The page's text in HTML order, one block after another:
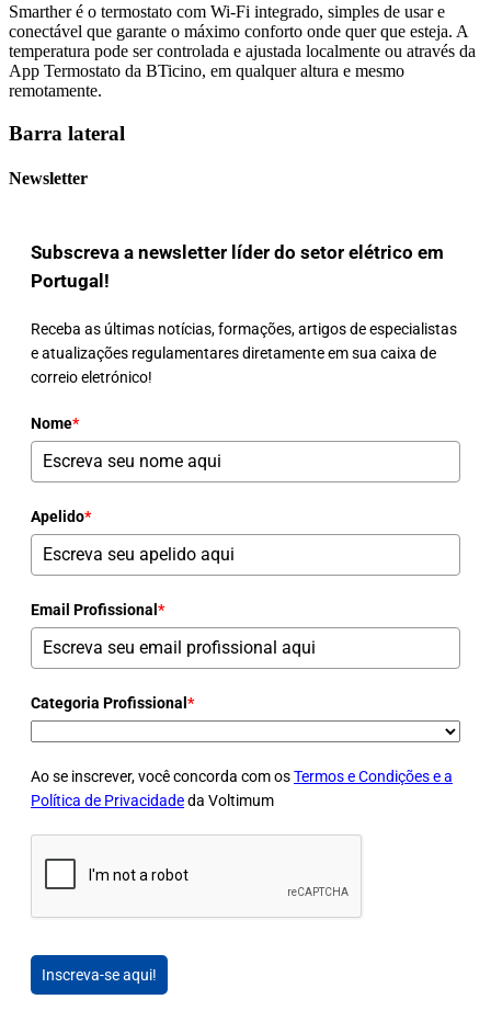
Smarther é o termostato com Wi-Fi integrado, simples de usar e
conectável que garante o máximo conforto onde quer que esteja. A
temperatura pode ser controlada e ajustada localmente ou através da
App Termostato da BTicino, em qualquer altura e mesmo
remotamente.
Barra lateral
Newsletter
Subscreva a newsletter líder do setor elétrico em
Portugal!
Receba as últimas notícias, formações, artigos de especialistas
e atualizações regulamentares diretamente em sua caixa de
correio eletrónico!
Nome*
Apelido*
Email Profissional *
Categoria Profissional *
Ao se inscrever, você concorda com osTermos e Condições e a
Política de Privacidadeda Voltimum
Inscreva-se aqui!